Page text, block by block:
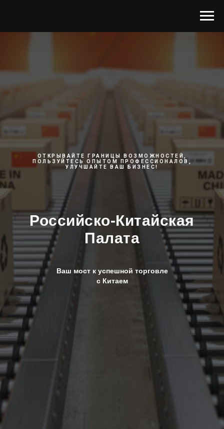
ОТКРЫВАЙТЕ ГРАНИЦЫ ВОЗМОЖНОСТЕЙ,
ПОЛЬЗУЙТЕСЬ ОПЫТОМ ПРОФЕССИОНАЛОВ,
УЛУЧШАЙТЕ ВАШ БИЗНЕС!
Российско-Китайская
Палата
Ваш мост к успешной торговле
с Китаем